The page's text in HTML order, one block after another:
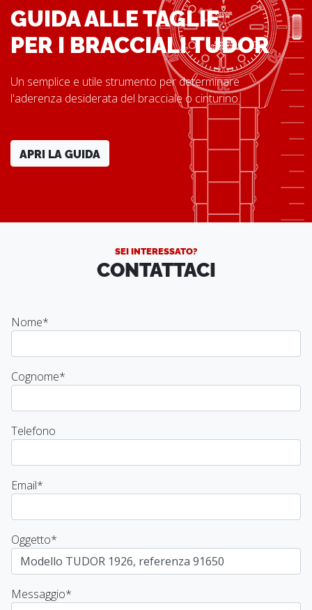
GUIDA ALLE TAGLIE
PER I BRACCIALI TUDOR
Un semplice e utile strumento per determinare
l'aderenza desiderata del bracciale o cinturino.
APRI LA GUIDA
SEI INTERESSATO?
CONTATTACI
Nome*
Cognome*
Telefono
Email*
Oggetto*
Messaggio*